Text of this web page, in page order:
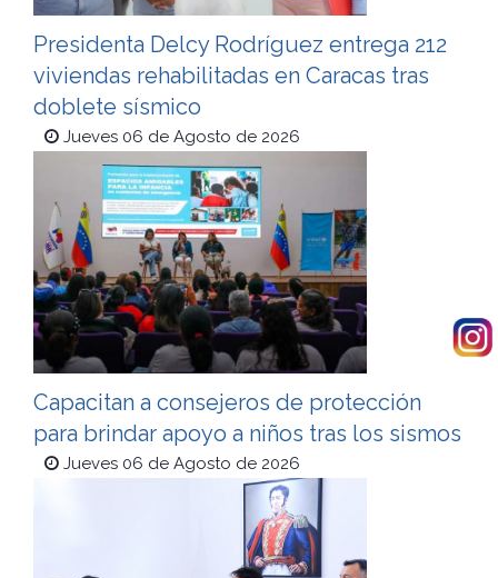
Presidenta Delcy Rodríguez entrega 212
viviendas rehabilitadas en Caracas tras
doblete sísmico
Jueves 06 de Agosto de 2026
Capacitan a consejeros de protección
para brindar apoyo a niños tras los sismos
Jueves 06 de Agosto de 2026